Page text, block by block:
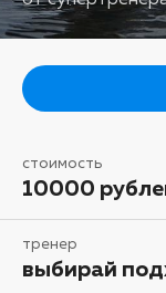
стоимость
10000
тренер
выбирай